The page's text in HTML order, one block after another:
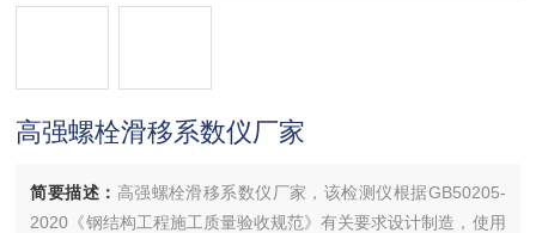
高强螺栓滑移系数仪厂家
简要描述： 高强螺栓滑移系数仪厂家，该检测仪根据GB50205-
2020《钢结构工程施工质量验收规范》有关要求设计制造，使用